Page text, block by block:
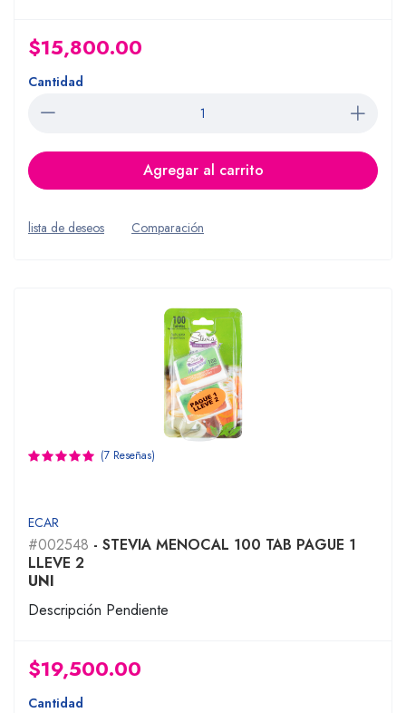
$15,800.00
Cantidad
Agregar al carrito
lista de deseos Comparación
(7 Reseñas)
ECAR
#002548 - STEVIA MENOCAL 100 TAB PAGUE 1
LLEVE 2
UNI
Descripción Pendiente
$19,500.00
Cantidad